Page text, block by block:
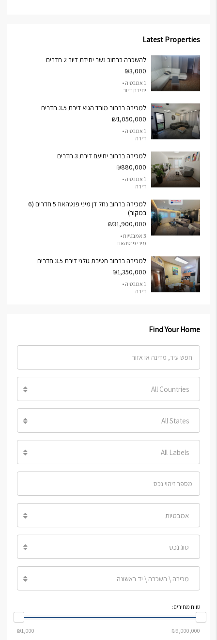
Latest Properties
להשכרה ברחוב נשר יחידת דיור 2 חדרים
₪3,000
1 אמבטיה •
יחידת דיור
למכירה ברחוב מורד הגיא דירת 3.5 חדרים
₪1,050,000
1 אמבטיה •
דירה
למכירה ברחוב יחיעם דירת 3 חדרים
₪880,000
1 אמבטיה •
דירה
למכירה ברחוב נחל דן מיני פנטהאוז 5 חדרים (6
במקור)
₪31,900,000
3 אמבטיות •
מיני פנטהאוז
למכירה ברחוב חטיבת גולני דירת 3.5 חדרים
₪1,350,000
1 אמבטיה •
דירה
Find Your Home
All Countries
All States
All Labels
אמבטיות
סוג נכס
מכירה \ השכרה \ יד ראשונה
טווח מחירים: